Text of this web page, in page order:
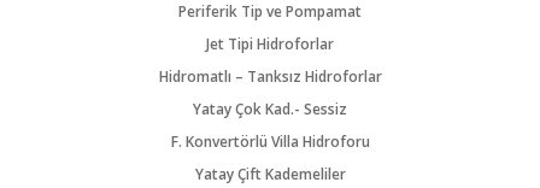
Periferik Tip ve Pompamat
Jet Tipi Hidroforlar
Hidromatlı – Tanksız Hidroforlar
Yatay Çok Kad.- Sessiz
F. Konvertörlü Villa Hidroforu
Yatay Çift Kademeliler